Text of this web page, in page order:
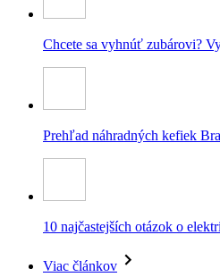
Chcete sa vyhnúť zubárovi?
Prehľad náhradných kefiek
10 najčastejších otázok o
Viac článkov